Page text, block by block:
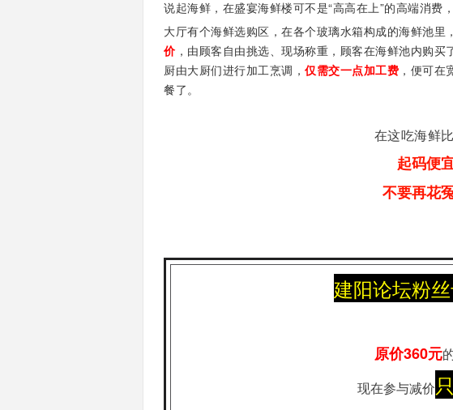
说起海鲜，在盛宴海鲜楼可不是“高高在上”的高端消费
大厅有个海鲜选购区，在各个玻璃水箱构成的海鲜池
价，由顾客自由挑选、现场称重，顾客在海鲜池内购
厨由大厨们进行加工烹调，仅需交一点加工费 ，便可
餐了。
在这吃海鲜
起码便
不要再花
建阳论坛粉
原价360元
现在参与减价